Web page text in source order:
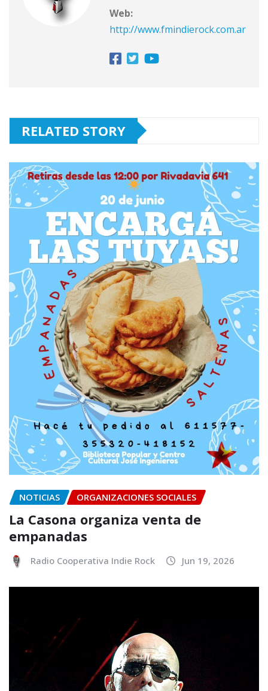
Web:
http://www.fmindierock.com.ar
RELATED STORY
NOTICIAS ORGANIZACIONES SOCIALES
La Casona organiza venta de
empanadas
Radio Cooperativa Indie Rock Jun 19, 2026